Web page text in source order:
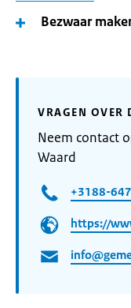
Bezwaar
VRAGEN OVER
Neem contact
Waard
+3188-
https://